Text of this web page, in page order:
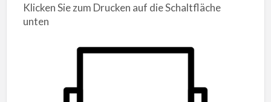
Klicken Sie zum Drucken auf die Schaltfläche
unten